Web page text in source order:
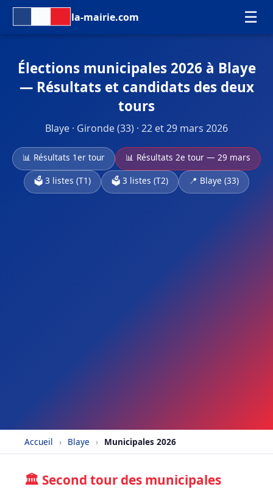
la-mairie.com ☰
Élections municipales 2026 à Blaye
— Résultats et candidats des deux
tours
Blaye · Gironde (33) · 22 et 29 mars 2026
📊 Résultats 1er tour
📊 Résultats 2e tour — 29 mars
🗳️ 3 listes (T1)
🗳️ 3 listes (T2) 📍 Blaye (33)
Accueil › Blaye › Municipales 2026
🏛️ Second tour des municipales